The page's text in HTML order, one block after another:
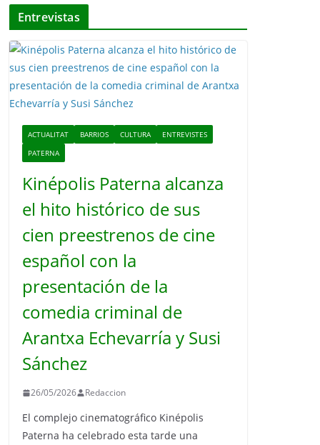
v
d
Entrevistas
ACTUALITAT BARRIOS CULTURA
ENTREVISTES
PATERNA
Kinépolis Paterna alcanza
el hito histórico de sus
cien preestrenos de cine
español con la
presentación de la
comedia criminal de
Arantxa Echevarría y Susi
Sánchez
26/05/2026 Redaccion
El complejo cinematográfico Kinépolis
Paterna ha celebrado esta tarde una